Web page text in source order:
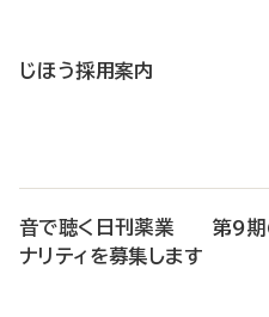
じほう採用案内
音で聴く日刊薬業 第9期
ナリティを募集します